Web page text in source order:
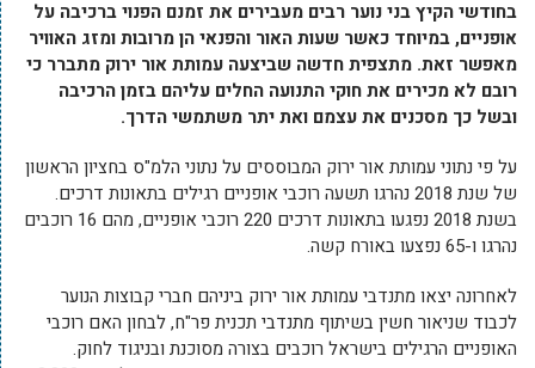
בחודשי הקיץ בני נוער רבים מעבירים את זמנם הפנוי ברכיבה על
אופניים, במיוחד כאשר שעות האור והפנאי הן מרובות ומזג האוויר
מאפשר זאת. מתצפית חדשה שביצעה עמותת אור ירוק מתברר כי
רובם לא מכירים את חוקי התנועה החלים עליהם בזמן הרכיבה
ובשל כך מסכנים את עצמם ואת יתר משתמשי הדרך.
על פי נתוני עמותת אור ירוק המבוססים על נתוני הלמ"ס בחציון הראשון
של שנת 2018 נהרגו תשעה רוכבי אופניים רגילים בתאונות דרכים.
בשנת 2018 נפגעו בתאונות דרכים 220 רוכבי אופניים, מהם 16 רוכבים
נהרגו ו-65 נפצעו באורח קשה.
לאחרונה יצאו מתנדבי עמותת אור ירוק ביניהם חברי קבוצות הנוער
לכבוד שניאור חשין בשיתוף מתנדבי תכנית פר"ח, לבחון האם רוכבי
האופניים הרגילים בישראל רוכבים בצורה מסוכנת ובניגוד לחוק.